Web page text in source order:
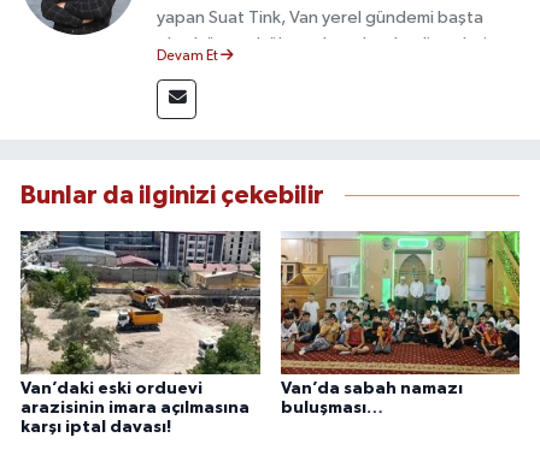
yapan Suat Tink, Van yerel gündemi başta
olmak üzere bölgesel ve ulusal gelişmeleri
mezunu olan Tink, sahadan edindiği bilgilerle
doğruluk, tarafsızlık ve etik ilkeler
Devam Et
Bunlar da ilginizi çekebilir
Van’daki eski orduevi
arazisinin imara açılmasına
karşı iptal davası!
Van’da sabah namazı
buluşması…